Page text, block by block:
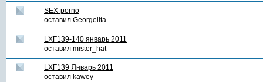
SEX-porno
оставил Georgelita
LXF139-140 январь 2011
оставил mister_hat
LXF139 Январь 2011
оставил kawey